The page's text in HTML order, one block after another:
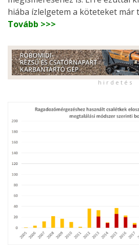
hiába ízlelgetem a köteteket már
Tovább >>>
h i r d e t é s